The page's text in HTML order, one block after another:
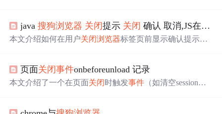
境下的Event Loop，最后对比了两者差异，帮助读者理解Ja
vaScript在不同环境中的执行顺序。
java搜狗浏览器 关闭提示 关闭 确认 取消,JS在关闭
本文介绍如何在用户关闭浏览器标签页前显示确认提示，
页面关闭事件onbeforeunload 记录
本文介绍了一个在页面关闭时触发事件 （如清空session）